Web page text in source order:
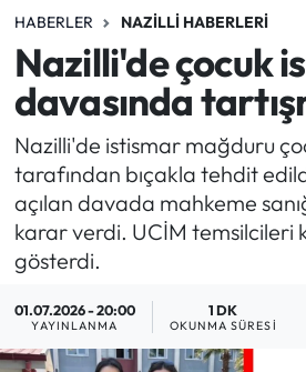
HABERLER NAZILLI HABERLERI
Nazilli'de çocuk
davasında
Nazilli'de istismar mağduru
tarafından bıçakla tehdit
açılan davada mahkeme
karar verdi. UCİM temsilcileri
gösterdi.
01.07.2026 - 20:00
YAYINLANMA
1 DK
OKUNMA SÜRESI
EĞİTİM
GÜNCEL
GÜNDEM
MAGAZİN
SAĞLIK
Süper Lig Puan Durumu ve
Tüm Manşetler
Son Dakika Haberleri
Haber Arşivi